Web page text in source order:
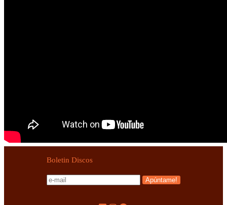
Boletin Discos